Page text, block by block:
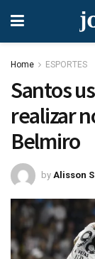
Home ESPORTES
Santos
realizar
Belmiro
by Alisson